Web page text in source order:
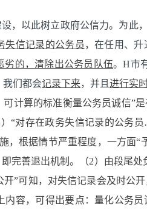
，以此树立政府公信力。为此，
失信记录的公务员 ，在任用、
劣的，清除出公务员队伍。H市
我们都会记录下来，并且 进行实
可计算的标准衡量公务员诚信”
）“对存在政务失信记录的公
，根据情节严重程度，一方面“
完善退出机制。（2）由段尾
”可知，对失信记录会及时公
内容，可得出要点：量化公务